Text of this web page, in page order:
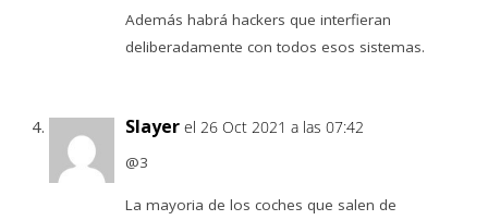
Además habrá hackers que interfieran
deliberadamente con todos esos sistemas.
Slayer el 26 Oct 2021 a las 07:42
@3
La mayoria de los coches que salen de